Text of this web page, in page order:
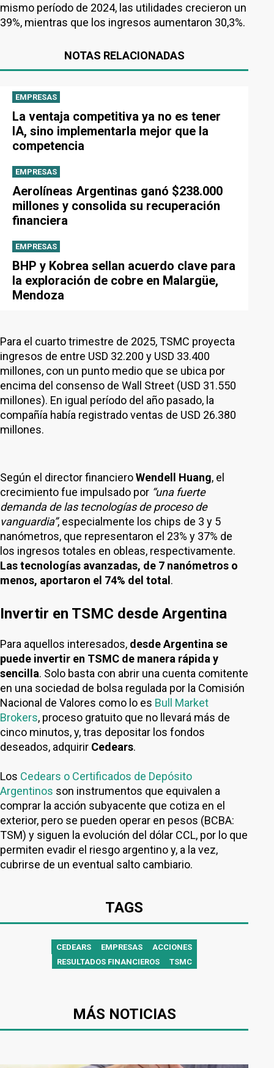
mismo período de 2024, las utilidades crecieron un
39%, mientras que los ingresos aumentaron 30,3%.
NOTAS RELACIONADAS
EMPRESAS
La ventaja competitiva ya no es tener
IA, sino implementarla mejor que la
competencia
EMPRESAS
Aerolíneas Argentinas ganó $238.000
millones y consolida su recuperación
financiera
EMPRESAS
BHP y Kobrea sellan acuerdo clave para
la exploración de cobre en Malargüe,
Mendoza
Para el cuarto trimestre de 2025, TSMC proyecta
ingresos de entre USD 32.200 y USD 33.400
millones, con un punto medio que se ubica por
encima del consenso de Wall Street (USD 31.550
millones). En igual período del año pasado, la
compañía había registrado ventas de USD 26.380
millones.
Según el director financieroWendell Huang, el
crecimiento fue impulsado por “una fuerte
demanda de las tecnologías de proceso de
vanguardia”, especialmente los chips de 3 y 5
nanómetros, que representaron el 23% y 37% de
los ingresos totales en obleas, respectivamente.
Las tecnologías avanzadas, de 7 nanómetros o
menos, aportaron el 74% del total .
Invertir en TSMC desde Argentina
Para aquellos interesados, desde Argentina se
puede invertir en TSMC de manera rápida y
sencilla. Solo basta con abrir una cuenta comitente
en una sociedad de bolsa regulada por la Comisión
Nacional de Valores como lo es Bull Market
Brokers, proceso gratuito que no llevará más de
cinco minutos, y, tras depositar los fondos
deseados, adquirir Cedears.
Los Cedears o Certificados de Depósito
Argentinos son instrumentos que equivalen a
comprar la acción subyacente que cotiza en el
exterior, pero se pueden operar en pesos (BCBA:
TSM) y siguen la evolución del dólar CCL, por lo que
permiten evadir el riesgo argentino y, a la vez,
cubrirse de un eventual salto cambiario.
TAGS
CEDEARS EMPRESAS
ACCIONES
RESULTADOS FINANCIEROS
TSMC
MÁS NOTICIAS